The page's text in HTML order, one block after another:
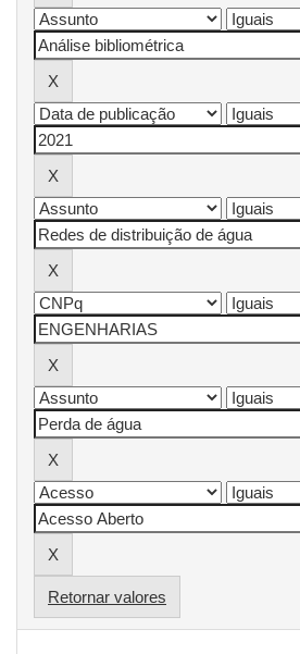
Retornar valores